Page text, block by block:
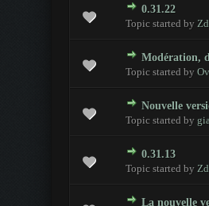
0.31.22
Topic started by
Modération,
Topic started by
Nouvelle
Topic started by
0.31.13
Topic started by
La nouvelle